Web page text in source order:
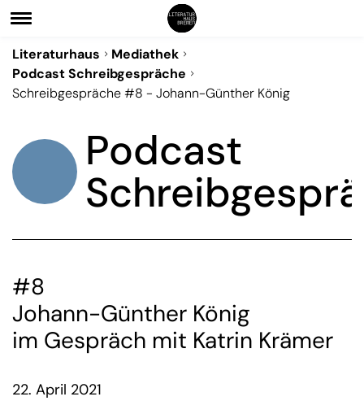
Literaturhaus
Mediathek
Podcast Schreibgespräche
Schreibgespräche #8 - Johann-Günther König
Podcast
#8
Johann-Günther König
im Gespräch mit Katrin Krämer
22. April 2021